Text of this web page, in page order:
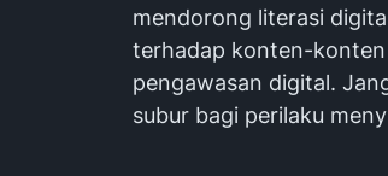
mendorong literasi
terhadap konten-
pengawasan digital.
subur bagi perilaku